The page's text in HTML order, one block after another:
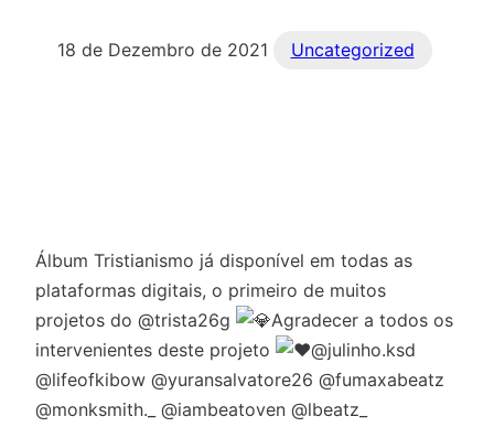
18 de Dezembro de 2021 Uncategorized
Álbum Tristianismo já disponível em todas as
plataformas digitais, o primeiro de muitos
projetos do @trista26g
Agradecer a todos os
intervenientes deste projeto
@julinho.ksd
@lifeofkibow @yuransalvatore26 @fumaxabeatz
@monksmith._ @iambeatoven @lbeatz_